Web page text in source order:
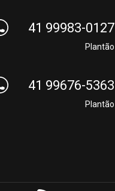
41 99983-0127
Plantão
41 99676-5363
Plantão